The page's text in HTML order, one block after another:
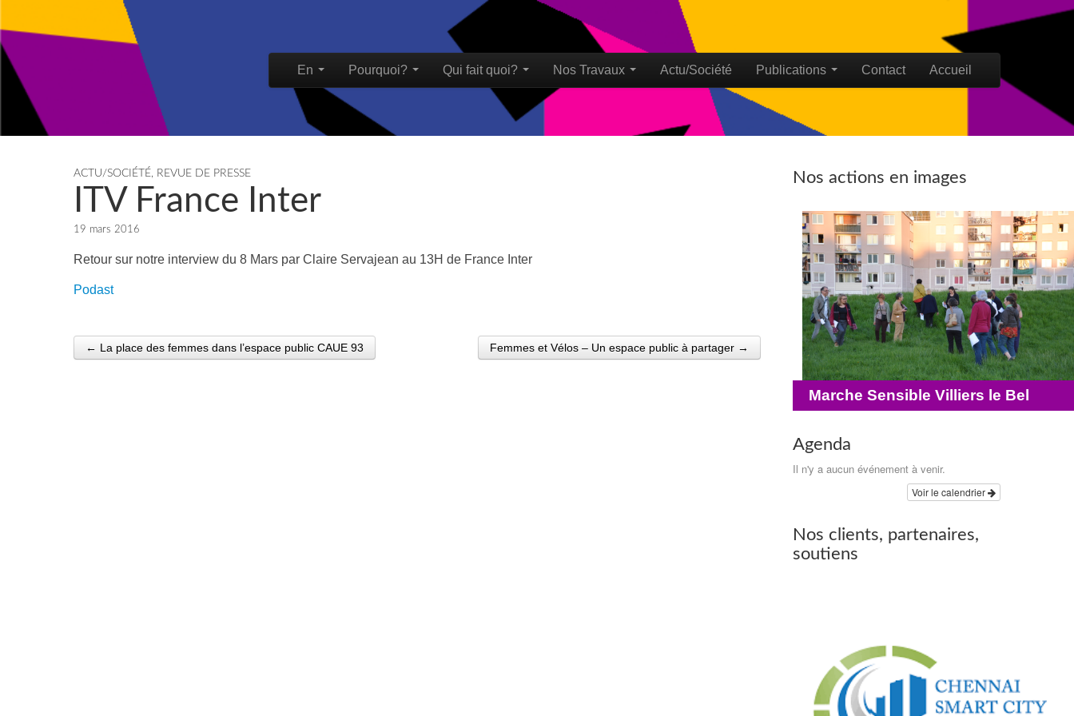
Main menu
En Pourquoi? Qui fait quoi? Nos Travaux Actu/Société Publications Contact Accueil
ACTU/SOCIÉTÉ, REVUE DE PRESSE
ITV France Inter
19 mars 2016
Retour sur notre interview du 8 Mars par Claire Servajean au 13H de France Inter
Podast
Post navigation
← La place des femmes dans l’espace public CAUE 93 Femmes et Vélos – Un espace public à partager →
Nos actions en images
Marche Sensible Villiers le Bel
Agenda
Il n'y a aucun événement à venir.
Voir le calendrier
Nos clients, partenaires,
soutiens